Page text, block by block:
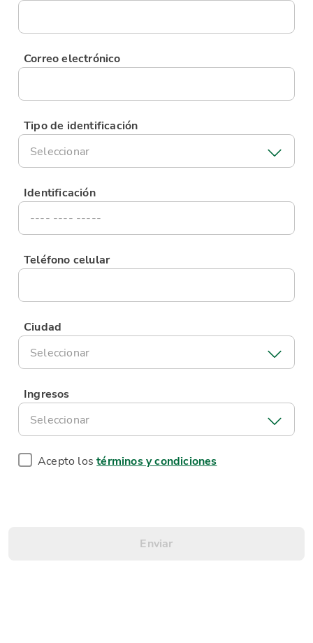
Correo electrónico
Tipo de identificación
Seleccionar
Identificación
Teléfono celular
Ciudad
Seleccionar
Ingresos
Seleccionar
Acepto lostérminos y condiciones